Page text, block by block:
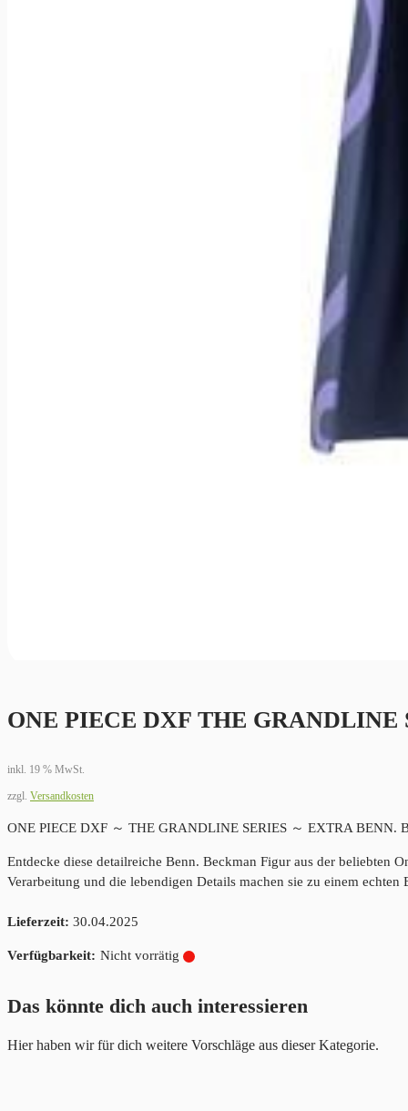
ONE PIECE DXF THE
inkl. 19 % MwSt.
zzgl. Versandkosten
ONE PIECE DXF ～ THE GRANDLINE SERIES ～ EXTRA BENN.
Entdecke diese detailreiche Benn. Beckman Figur aus der beliebten
Verarbeitung und die lebendigen Details machen sie zu einem
Lieferzeit: 30.04.2025
Nicht vorrätig
Das könnte dich auch interessieren
Hier haben wir für dich weitere Vorschläge aus dieser Kategorie.